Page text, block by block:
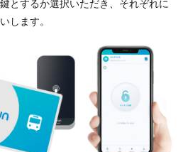
とするか選択いただき、それぞれに
します。